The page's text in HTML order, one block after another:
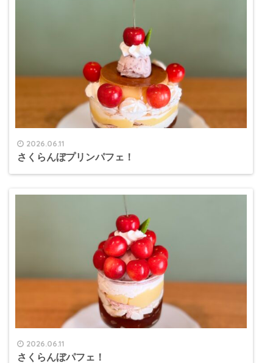
2026.06.11
さくらんぼプリンパフェ！
2026.06.11
さくらんぼパフェ！